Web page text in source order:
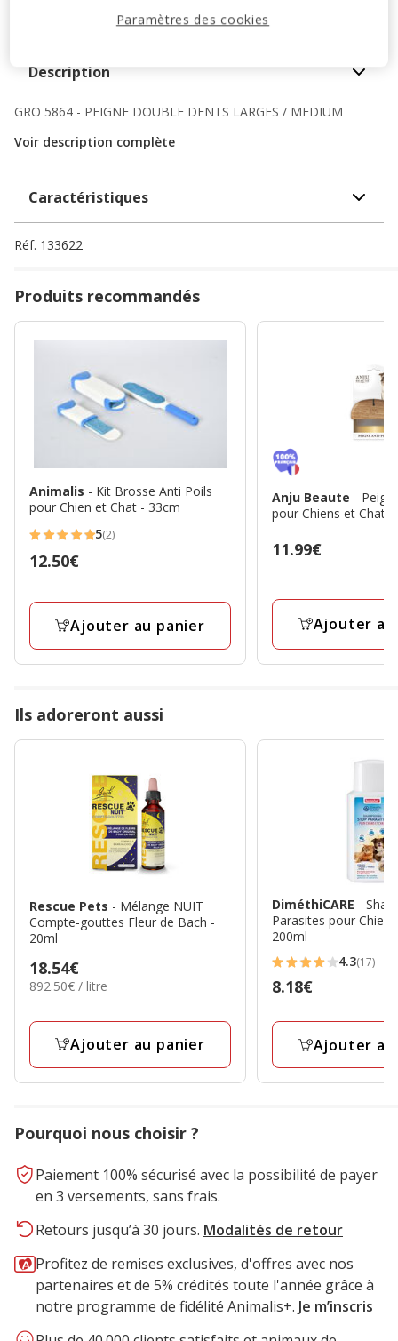
A propos de ce produit
Description
GRO 5864 - PEIGNE DOUBLE DENTS LARGES / MEDIUM
Voir description complète
Caractéristiques
Réf. 133622
Produits recommandés
Animalis - Kit Brosse Anti Poils
pour Chien et Chat - 33cm
5
étoiles
2
5(2)
Prix
12.50€
Ajouter au panier
Anju Beaute -
pour Chiens et Chats
Prix
11.99€
Ajouter
Ils adoreront aussi
Rescue Pets - Mélange NUIT
Compte-gouttes Fleur de Bach -
20ml
Prix
18.54€
18.54€
892.50€
Litre
892.50€ / litre
Ajouter au panier
DiméthiCARE -
Parasites pour Chien
200ml
4.3
étoiles
4.3(17)
Prix
8.18€
Ajouter
Pourquoi nous choisir ?
Paiement 100% sécurisé avec la possibilité de payer
en 3 versements, sans frais.
Retours jusqu’à 30 jours. Modalités de retour
Profitez de remises exclusives, d'offres avec nos
partenaires et de 5% crédités toute l'année grâce à
notre programme de fidélité Animalis+. Je m’inscris
Paramètres des cookies